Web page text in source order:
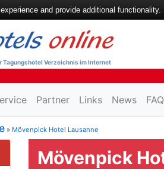
Tagungshotel Verzeichnis im Internet
Partner Links News FAQ
» Mövenpick Hotel Lausanne
Mövenpick
and provide additional functionality.